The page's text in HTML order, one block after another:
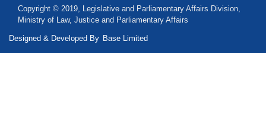
Copyright © 2019, Legislative and Parliamentary Affairs Division,
Ministry of Law, Justice and Parliamentary Affairs
Designed & Developed By Base Limited